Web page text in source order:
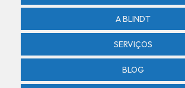
Revenda de sensor de presença
Segurança armada
Segurança condominios residenciais
A BLINDT
SERVIÇOS
BLOG